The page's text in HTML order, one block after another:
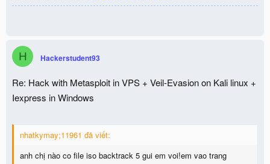
H Hackerstudent93
Re: Hack with Metasploit in VPS + Veil-Evasion on Kali linux +
Iexpress in Windows
nhatkymay;11961 đã viết:
anh chị nào co file iso backtrack 5 gui em voi!em vao trang